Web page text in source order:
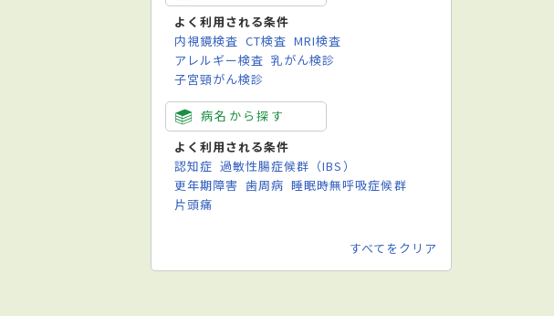
よく利用される条件
内視鏡検査 CT検査 MRI検査
アレルギー検査 乳がん検診
子宮頸がん検診
病名から探す
よく利用される条件
認知症 過敏性腸症候群（IBS）
更年期障害 歯周病 睡眠時無呼吸症候群
片頭痛
すべてをクリア